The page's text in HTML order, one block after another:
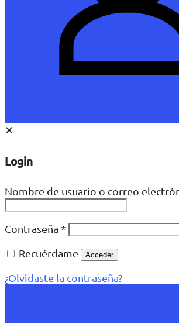
✕
Login
Nombre de usuario o correo
Contraseña *
Recuérdame
Acceder
¿Olvidaste la contraseña?